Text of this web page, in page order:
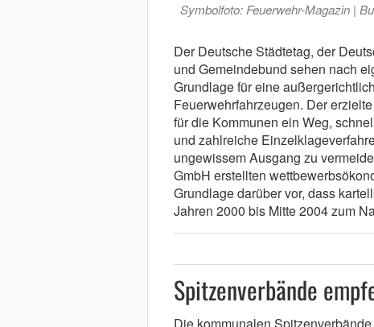
Symbolfoto: Feuerwehr-Magazin |
Der Deutsche Städtetag, der
und Gemeindebund sehen nach
Grundlage für eine
Feuerwehrfahrzeugen. Der
für die Kommunen ein Weg,
und zahlreiche
ungewissem Ausgang zu
GmbH erstellten
Grundlage darüber vor, dass
Jahren 2000 bis Mitte 2004 zum
Spitzenverbände